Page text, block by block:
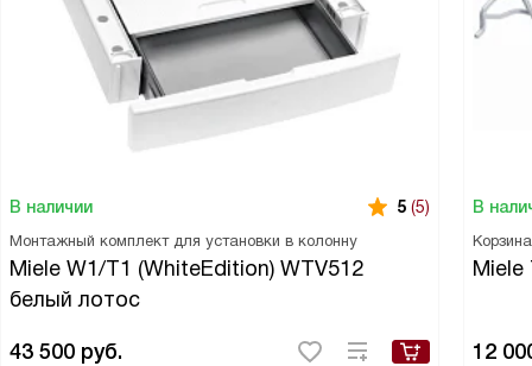
В наличии 5 (5)
Монтажный комплект для установки в колонну
Miele W1/T1 (WhiteEdition) WTV512
белый лотос
43 500 руб.
В
Miele
12